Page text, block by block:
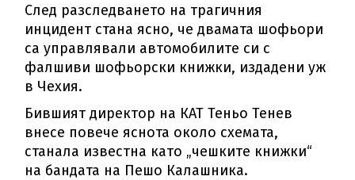
След разследването на трагичния
инцидент стана ясно, че двамата шофьори
са управлявали автомобилите си с
фалшиви шофьорски книжки, издадени уж
в Чехия.
Бившият директор на КАТ Теньо Тенев
внесе повече яснота около схемата,
станала известна като „чешките книжки“
на бандата на Пешо Калашника.